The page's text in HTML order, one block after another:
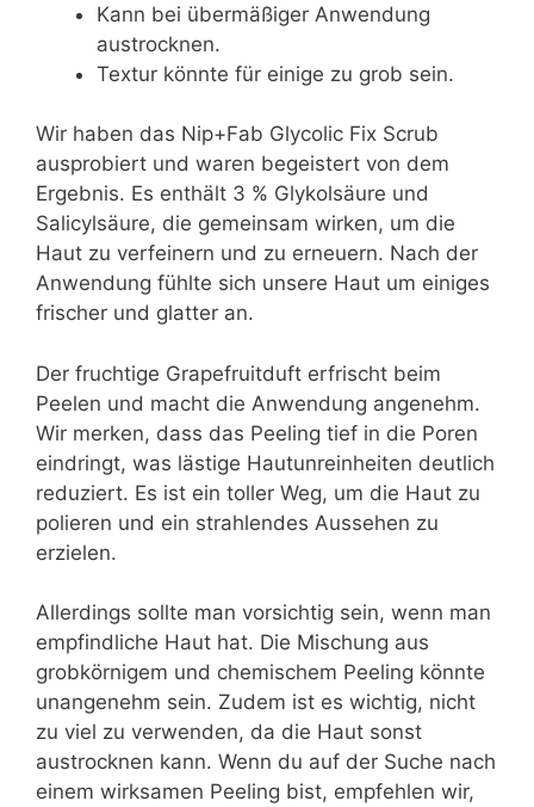
Kann bei übermäßiger Anwendung
austrocknen.
Textur könnte für einige zu grob sein.
Wir haben das Nip+Fab Glycolic Fix Scrub
ausprobiert und waren begeistert von dem
Ergebnis. Es enthält 3 % Glykolsäure und
Salicylsäure, die gemeinsam wirken, um die
Haut zu verfeinern und zu erneuern. Nach der
Anwendung fühlte sich unsere Haut um einiges
frischer und glatter an.
Der fruchtige Grapefruitduft erfrischt beim
Peelen und macht die Anwendung angenehm.
Wir merken, dass das Peeling tief in die Poren
eindringt, was lästige Hautunreinheiten deutlich
reduziert. Es ist ein toller Weg, um die Haut zu
polieren und ein strahlendes Aussehen zu
erzielen.
Allerdings sollte man vorsichtig sein, wenn man
empfindliche Haut hat. Die Mischung aus
grobkörnigem und chemischem Peeling könnte
unangenehm sein. Zudem ist es wichtig, nicht
zu viel zu verwenden, da die Haut sonst
austrocknen kann. Wenn du auf der Suche nach
einem wirksamen Peeling bist, empfehlen wir,